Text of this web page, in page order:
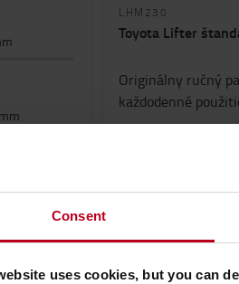
Consent
uses cookies, but you can
LHM230
Toyota Lifter
Originálny ručný
každodenné
144 € / mesiac